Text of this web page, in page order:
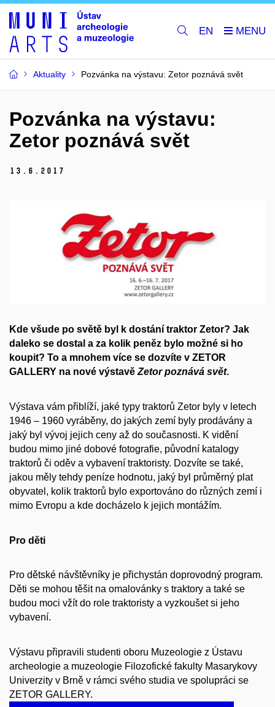
EN
Aktuality Pozvánka na výstavu: Zetor poznává svět
Pozvánka na výstavu:
Zetor poznává svět
13. 6. 2017
Kde všude po světě byl k dostání traktor Zetor? Jak
daleko se dostal a za kolik peněz bylo možné si ho
koupit? To a mnohem více se dozvíte v ZETOR
GALLERY na nové výstavě Zetor poznává svět.
Výstava vám přiblíží, jaké typy traktorů Zetor byly v letech
1946 – 1960 vyráběny, do jakých zemí byly prodávány a
jaký byl vývoj jejich ceny až do současnosti. K vidění
budou mimo jiné dobové fotografie, původní katalogy
traktorů či oděv a vybavení traktoristy. Dozvíte se také,
jakou měly tehdy peníze hodnotu, jaký byl průměrný plat
obyvatel, kolik traktorů bylo exportováno do různých zemí i
mimo Evropu a kde docházelo k jejich montážím.
Pro děti
Pro dětské návštěvníky je přichystán doprovodný program.
Děti se mohou těšit na omalovánky s traktory a také se
budou moci vžít do role traktoristy a vyzkoušet si jeho
vybavení.
Výstavu připravili studenti oboru Muzeologie z Ústavu
archeologie a muzeologie Filozofické fakulty Masarykovy
Univerzity v Brně v rámci svého studia ve spolupráci se
ZETOR GALLERY.